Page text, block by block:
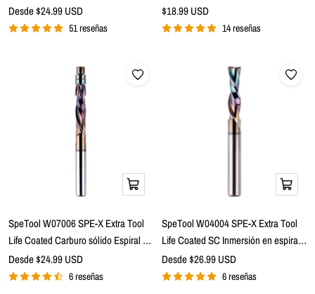
vástago de 1/4" x 1" de largo de corte
x 2-1/2" de largo Broca enrutadora de
Precio
de
Desde $24.99 USD
51 reseñas
diámetro x 1/4" de vástago x 2" de
largo
Precio
de
$18.99 USD
14 reseñas
Vista
rápida
SpeTool W07006 SPE-X Extra Tool
Life Coated Carburo sólido Espiral de
compresión con ajuste al ras, 1/4" de
diámetro x 1/4" de vástago x 1-1/8" de
Precio
de
Desde $24.99 USD
6 reseñas
Vista
rápida
SpeTool W04004 SPE-X Extra Tool
Life Coated SC Inmersión en espiral
1/4" de diámetro x 1/4" de vástago x
1" de longitud de corte x 2-1/2" de
Precio
de
Desde $26.99 USD
6 reseñas